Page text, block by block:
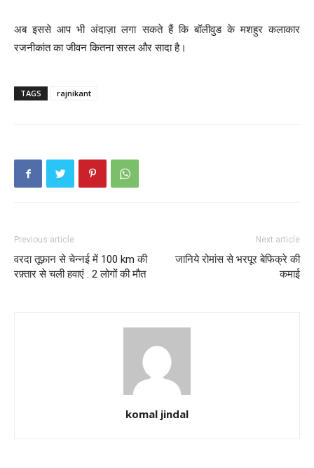
अब इससे आप भी अंदाज़ा लगा सकते हैं कि बॉलीवुड के मशहुर कलाकार
रजनीकांत का जीवन कितना सरल और सादा है।
TAGS rajnikant
Previous article
वरदा तूफ़ान से चेन्नई में 100 km की
रफ़्तार से चली हवाएं . 2 लोगों की मौत
Next article
जानिये रोमांस से भरपूर बेफिक्रे की
कमाई
komal jindal